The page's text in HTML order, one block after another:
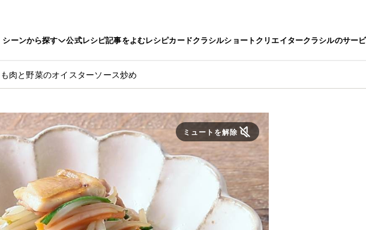
シーンから探す 公式レシピ記事をよむレシピカードクラシルショートクリエイタークラシルのサー
肉と野菜のオイスターソース炒め
ミュートを解除